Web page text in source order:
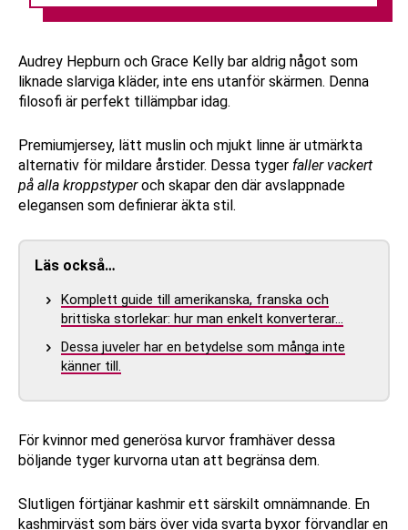
Audrey Hepburn och Grace Kelly bar aldrig något som
liknade slarviga kläder, inte ens utanför skärmen. Denna
filosofi är perfekt tillämpbar idag.
Premiumjersey, lätt muslin och mjukt linne är utmärkta
alternativ för mildare årstider. Dessa tyger faller vackert
på alla kroppstyperoch skapar den där avslappnade
elegansen som definierar äkta stil.
Läs också…
Komplett guide till amerikanska, franska och
brittiska storlekar: hur man enkelt konverterar…
Dessa juveler har en betydelse som många inte
känner till.
För kvinnor med generösa kurvor framhäver dessa
böljande tyger kurvorna utan att begränsa dem.
Slutligen förtjänar kashmir ett särskilt omnämnande. En
kashmirväst som bärs över vida svarta byxor förvandlar en